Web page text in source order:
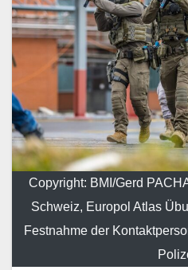
Copyright: BMI/Gerd
Schweiz, Europol Atlas
Festnahme der